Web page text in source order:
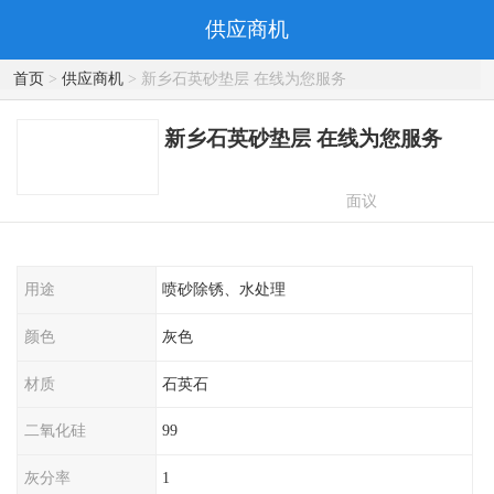
供应商机
首页> 供应商机> 新乡石英砂垫层 在线为您服务
新乡石英砂垫层 在线为您服务
面议
用途 喷砂除锈、水处理
颜色 灰色
材质 石英石
二氧化硅 99
灰分率 1